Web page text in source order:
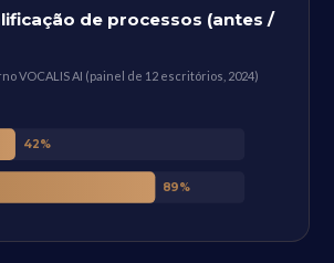
de processos (antes /
VOCALIS AI (painel de 12 escritórios, 2024)
42%
89%